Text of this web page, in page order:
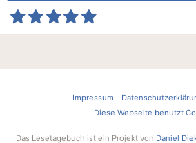
Impressum
Diese Webseite benutzt
Das Lesetagebuch ist ein Projekt von Daniel